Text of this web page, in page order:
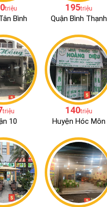
triệu
Bình
195triệu
Quận Bình Thạnh
triệu
10
140triệu
Huyện Hóc Môn